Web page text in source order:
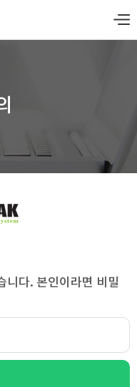
니다. 본인이라면 비밀